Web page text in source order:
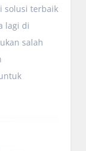
solusi terbaik
lagi di
salah